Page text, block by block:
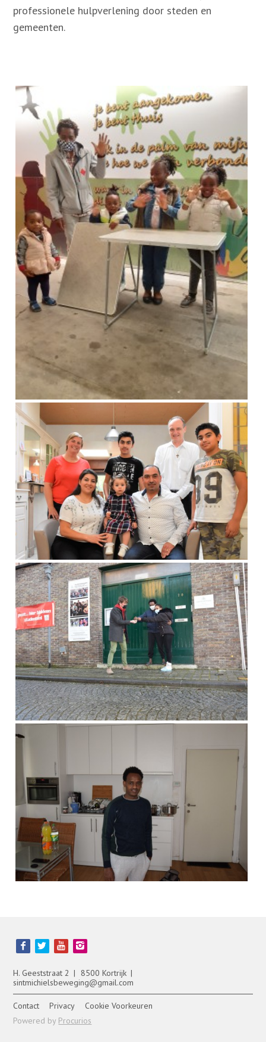
professionele hulpverlening door steden en
gemeenten.
Bezoek
onze
media
pagina's:
H. Geeststraat 2
8500 Kortrijk
sintmichielsbeweging@gmail.com
Contact Privacy
Cookie Voorkeuren
Powered by Procurios